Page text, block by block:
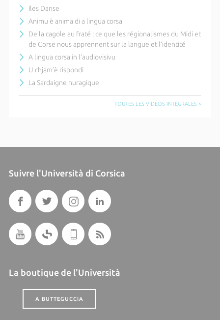
Iles Danse
Animu è anima di a lingua corsa
De la cagole au fraté : ce que les régionalismes du Midi et
de Corse nous apprennent sur la langue et l’identité
A lingua corsa in l’audiovisivu
U chjam’è rispondi
La Sardaigne nuragique
TOUTES LES VIDÉOS INTÉGRALES >
Suivre l'Università di Corsica
La boutique de l'Università
A BUTTEGUCCIA